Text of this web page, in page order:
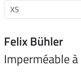
Felix Bühler
Imperméable